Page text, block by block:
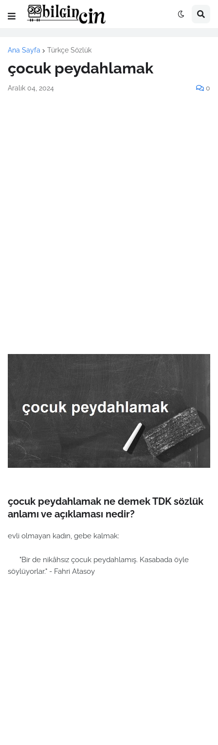
Ana Sayfa Türkçe Sözlük
çocuk peydahlamak
Aralık 04, 2024 0
çocuk peydahlamak ne demek TDK sözlük
anlamı ve açıklaması nedir?
evli olmayan kadın, gebe kalmak:
"Bir de nikâhsız çocuk peydahlamış. Kasabada öyle
söylüyorlar." - Fahri Atasoy